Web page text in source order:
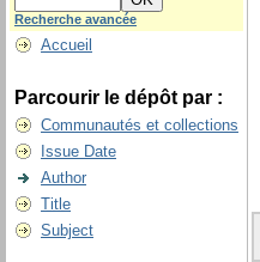
Recherche avancée
Accueil
Parcourir le dépôt par :
Communautés et collections
Issue Date
Author
Title
Subject